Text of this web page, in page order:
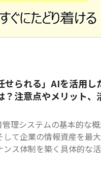
せられる」AIを活用し
？注意点やメリット、
理システムの基本的な
して企業の情報資産を最
ンス体制を築く具体的な